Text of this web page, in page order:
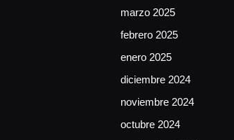
marzo 2025
febrero 2025
enero 2025
diciembre 2024
noviembre 2024
octubre 2024